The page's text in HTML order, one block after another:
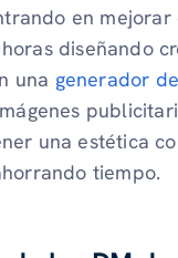
en
diseñando
una generador
una estética
tiempo.